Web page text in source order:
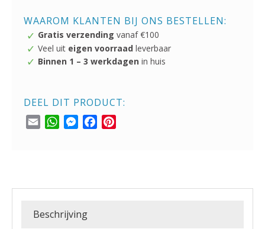
WAAROM KLANTEN BIJ ONS BESTELLEN:
Gratis verzending vanaf €100
Veel uit eigen voorraad leverbaar
Binnen 1 – 3 werkdagen in huis
DEEL DIT PRODUCT:
Email
WhatsApp
Messenger
Facebook
Beschrijving